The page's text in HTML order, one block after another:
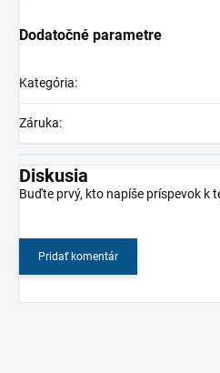
Dodatočné parametre
Kategória:
Záruka:
Diskusia
Buďte prvý, kto napíše príspevok k
Pridať komentár